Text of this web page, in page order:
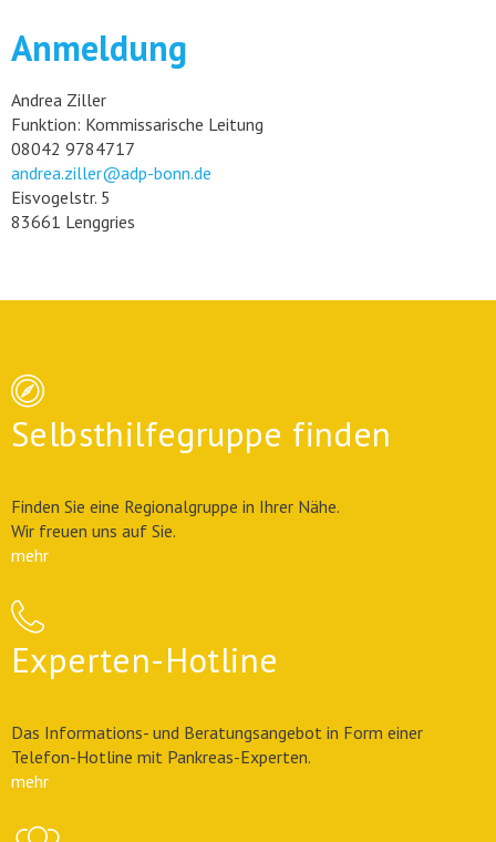
Anmeldung
Andrea Ziller
Funktion: Kommissarische Leitung
08042 9784717
andrea.ziller@adp-bonn.de
Eisvogelstr. 5
83661 Lenggries
Selbsthilfegruppe finden
Finden Sie eine Regionalgruppe in Ihrer Nähe.
Wir freuen uns auf Sie.
mehr
Experten-Hotline
Das Informations- und Beratungsangebot in Form einer
Telefon-Hotline mit Pankreas-Experten.
mehr